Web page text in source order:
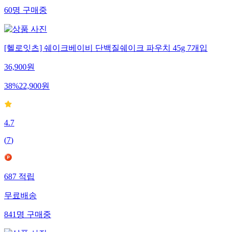
60명구매중
[헬로잇츠] 쉐이크베이비 단백질쉐이크 파우치 45g 7개입
36,900원
38%22,900원
4.7
(7)
687적립
무료배송
841명구매중